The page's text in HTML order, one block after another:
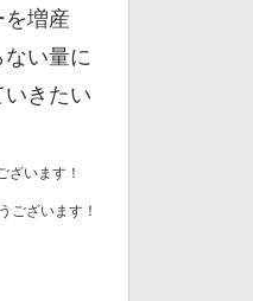
増産
い量に
きたい
ざいます！
ございます！